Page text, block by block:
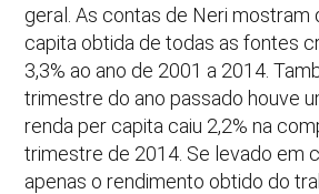
geral. As contas de Neri mostram
capita obtida de todas as fontes
3,3% ao ano de 2001 a 2014.
trimestre do ano passado houve
renda per capita caiu 2,2% na
trimestre de 2014. Se levado em
apenas o rendimento obtido do